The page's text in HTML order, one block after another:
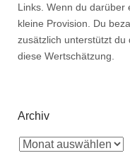
Links. Wenn du darüber
kleine Provision. Du
zusätzlich unterstützt
diese Wertschätzung.
Archiv